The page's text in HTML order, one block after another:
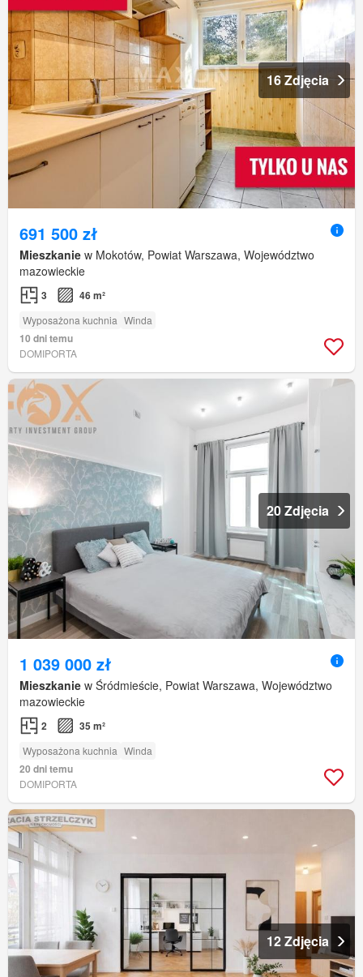
16 Zdjęcia
691 500 zł
Mieszkanie w Mokotów, Powiat Warszawa, Województwo
mazowieckie
3 46 m²
Wyposażona kuchnia Winda
10 dni temu
DOMIPORTA
20 Zdjęcia
1 039 000 zł
Mieszkanie w Śródmieście, Powiat Warszawa, Województwo
mazowieckie
2 35 m²
Wyposażona kuchnia Winda
20 dni temu
DOMIPORTA
12 Zdjęcia